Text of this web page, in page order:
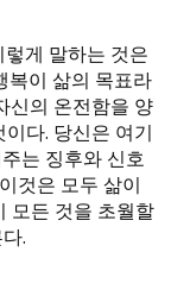
게 말하는 것은
복이 삶의 목표라
신의 온전함을 양
다. 당신은 여기
는 징후와 신호
것은 모두 삶이
모든 것을 초월할
.